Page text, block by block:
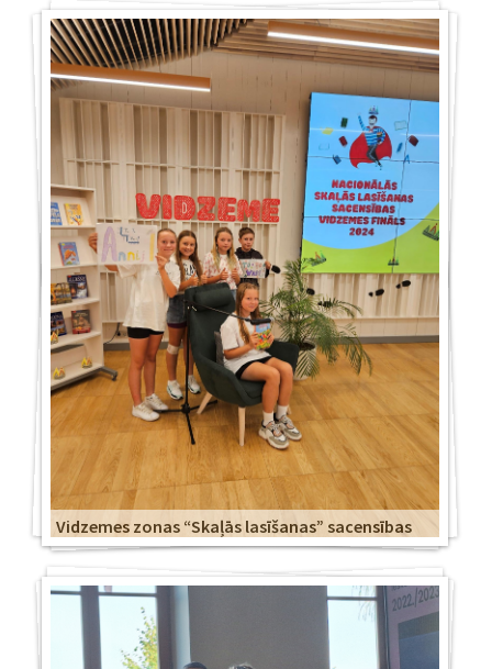
Vidzemes zonas “Skaļās lasīšanas” sacensības